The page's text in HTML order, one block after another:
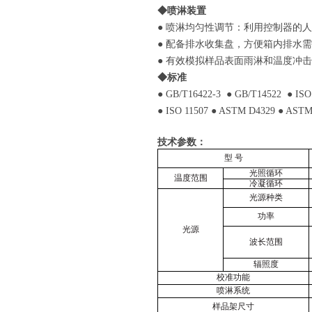
◆喷淋装置
● 喷淋均匀性调节：利用控制器的
● 配备排水收集盘，方便箱内排水
● 有效模拟样品表面雨淋和温度冲
◆标准
● GB/T16422-3 ● GB/T14522 ●
● ISO 11507 ● ASTM D4329 ●
技术参数：
型 号
温度范围
光照循环
冷凝循环
光源
光源种类
功率
波长范围
辐照度
校准功能
喷淋系统
样品架尺寸